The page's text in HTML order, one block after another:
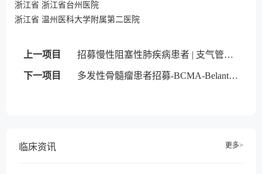
浙江省 浙江省台州医院
浙江省 温州医科大学附属第二医院
上一项目 招募慢性阻塞性肺疾病患者 | 支气管内活瓣
下一项目 多发性骨髓瘤患者招募-BCMA-Belantamab mafodotin
临床资讯 更多>